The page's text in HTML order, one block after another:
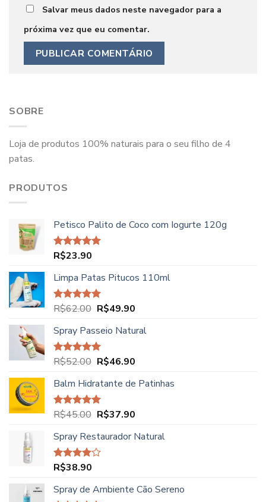
Salvar meus dados neste navegador para a
próxima vez que eu comentar.
SOBRE
Loja de produtos 100% naturais para o seu filho de 4
patas.
PRODUTOS
Petisco Palito de Coco com Iogurte 120g
Avaliação
R$23.90
Limpa Patas Pitucos 110ml
Avaliação
R$62.00 O
original
era:
R$62.00.
R$49.90O
atual
R$49.90.
Spray Passeio Natural
Avaliação
R$52.00 O
original
era:
R$52.00.
R$46.90O
atual
R$46.90.
Balm Hidratante de Patinhas
Avaliação
R$45.00 O
original
era:
R$37.90O
atual
Spray Restaurador Natural
Avaliação
5
R$38.90
Spray de Ambiente Cão Sereno